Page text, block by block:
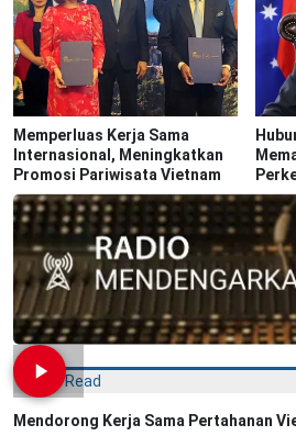
Memperluas Kerja Sama
Internasional, Meningkatkan
Promosi Pariwisata Vietnam
Most Read
Mendorong Kerja Sama Pertahanan